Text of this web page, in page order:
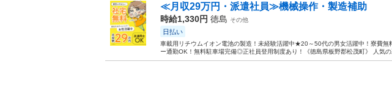
≪月収29万円・派遣社員≫機械操作・製造補助
時給1,330円 徳島 その他
日払い
車載用リチウムイオン電池の製造！未経験活躍中★20～50代の男女活躍中！寮費
ー通勤OK！無料駐車場完備◎正社員登用制度あり！《徳島県板野郡松茂町》 人気